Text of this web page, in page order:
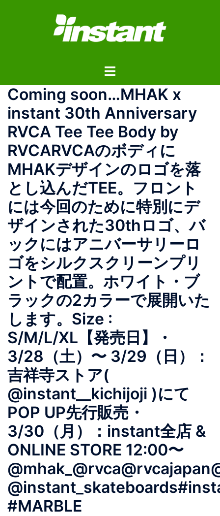
ス
ト
ル
メ
ニ
ュ
ー
Coming soon…MHAK x
instant 30th Anniversary
RVCA Tee Tee Body by
RVCARVCAのボディに
MHAKデザインのロゴを落
とし込んだTEE。フロント
には今回のために特別にデ
ザインされた30thロゴ、バ
ックにはアニバーサリーロ
ゴをシルクスクリーンプリ
ントで配置。ホワイト・ブ
ラックの2カラーで展開いた
します。Size :
S/M/L/XL【発売日】・
3/28（土）〜 3/29（日）：
吉祥寺ストア(
@instant__kichijoji )にて
POP UP先行販売・
3/30（月）：instant全店 &
ONLINE STORE 12:00〜
#MARBLE